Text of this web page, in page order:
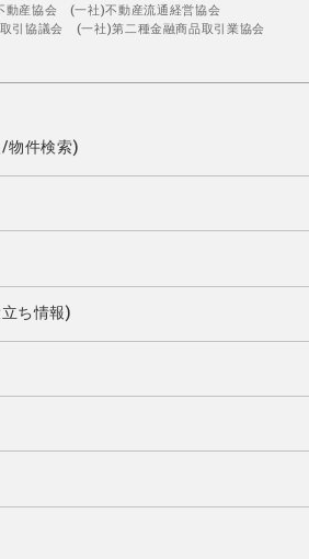
動産協会 (一社)不動産流通経営協会
引協議会 (一社)第二種金融商品取引業協会
物件検索)
ち情報)